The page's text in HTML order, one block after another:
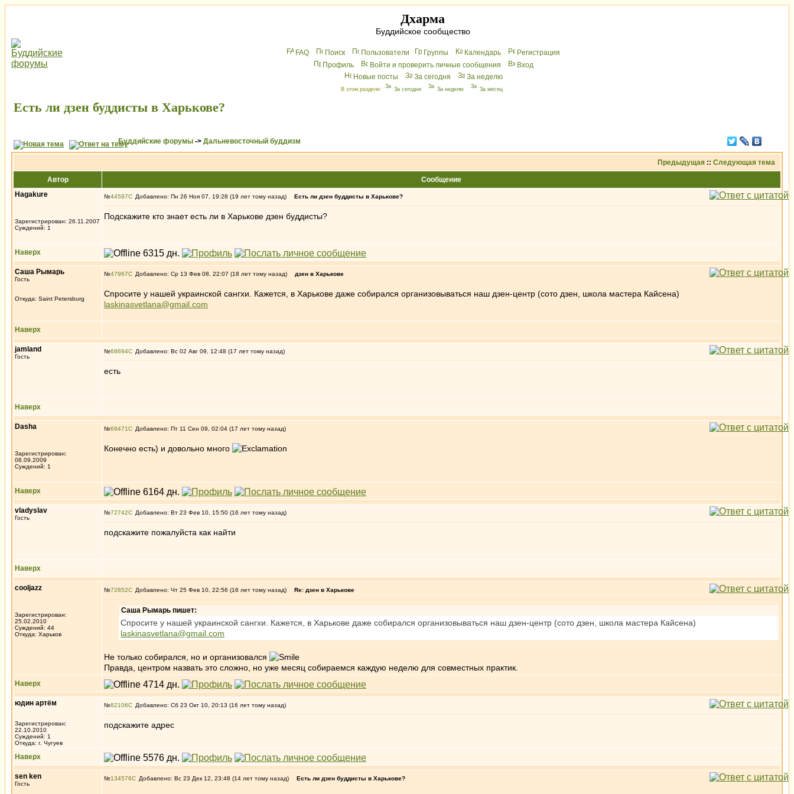
Дхарма
Буддийское сообщество
FAQ Поиск Пользователи Группы Календарь
Peгиcтрaция
Профиль
Войти и проверить личные сообщения
Вхoд
Новые посты
За сегодня За неделю
В этом разделе: За сегодня За неделю За месяц
Есть ли дзен буддисты в Харькове?
Буддийские форумы -> Дальневосточный буддизм
Предыдущая :: Следующая тема
Автор
Сообщение
Hagakure
Зарегистрирован: 26.11.2007
Суждений: 1
№44597 Добавлено: Пн 26 Ноя 07, 19:28 (19 лет тому назад) Есть ли дзен буддисты в Харькове?
Подскажите кто знает есть ли в Харькове дзен буддисты?
Наверх
Саша Рымарь
Гость
Откуда: Saint Petersburg
№47967 Добавлено: Ср 13 Фев 08, 22:07 (18 лет тому назад) дзен в Харькове
Спросите у нашей украинской сангхи. Кажется, в Харькове даже собирался организовываться наш дзен-центр (сото дзен, школа мастера Кайсена)
laskinasvetlana@gmail.com
Наверх
jamland
Гость
№68694 Добавлено: Вс 02 Авг 09, 12:48 (17 лет тому назад)
есть
Наверх
Dasha
Зарегистрирован:
08.09.2009
Суждений: 1
№69471 Добавлено: Пт 11 Сен 09, 02:04 (17 лет тому назад)
Конечно есть) и довольно много
Наверх
vladyslav
Гость
№72742 Добавлено: Вт 23 Фев 10, 15:50 (16 лет тому назад)
подскажите пожалуйста как найти
Наверх
cooljazz
Зарегистрирован:
25.02.2010
Суждений: 44
Откуда: Харьков
№72852 Добавлено: Чт 25 Фев 10, 22:56 (16 лет тому назад) Re: дзен в Харькове
Саша Рымарь пишет:
Спросите у нашей украинской сангхи. Кажется, в Харькове даже собирался организовываться наш дзен-центр (сото дзен, школа мастера Кайсена)
laskinasvetlana@gmail.com
Не только собирался, но и организовался
Правда, центром назвать это сложно, но уже месяц собираемся каждую неделю для совместных практик.
Наверх
юдин артём
Зарегистрирован:
22.10.2010
Суждений: 1
Откуда: г. Чугуев
№82106 Добавлено: Сб 23 Окт 10, 20:13 (16 лет тому назад)
подскажите адрес
Наверх
sen ken
Гость
№134576 Добавлено: Вс 23 Дек 12, 23:48 (14 лет тому назад) Есть ли дзен буддисты в Харькове?